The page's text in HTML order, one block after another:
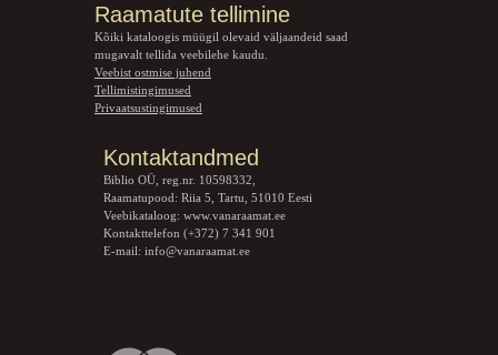
Raamatute tellimine
Kõiki kataloogis müügil olevaid väljaandeid saad
mugavalt tellida veebilehe kaudu.
Veebist ostmise juhend
Tellimistingimused
Privaatsustingimused
Kontaktandmed
Biblio OÜ, reg.nr. 10598332,
Raamatupood: Riia 5, Tartu, 51010 Eesti
Veebikataloog: www.vanaraamat.ee
Kontakttelefon (+372) 7 341 901
E-mail: info@vanaraamat.ee